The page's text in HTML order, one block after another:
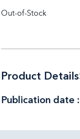
Out-of-Stock
Product Details
Publication date :